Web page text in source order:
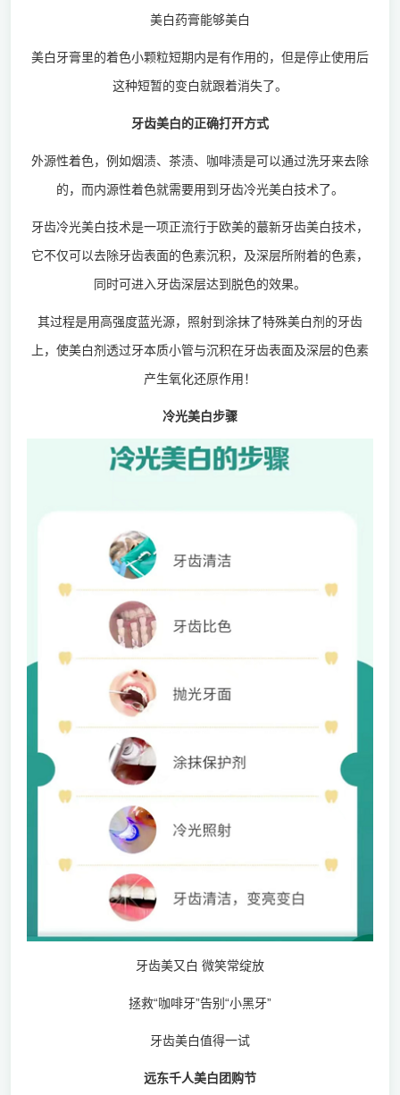
美白药膏能够美白
美白牙膏里的着色小颗粒短期内是有作用的，但是停止使用后
这种短暂的变白就跟着消失了。
牙齿美白的正确打开方式
外源性着色，例如烟渍、茶渍、咖啡渍是可以通过洗牙来去除
的，而内源性着色就需要用到牙齿冷光美白技术了。
牙齿冷光美白技术是一项正流行于欧美的蕞新牙齿美白技术，
它不仅可以去除牙齿表面的色素沉积，及深层所附着的色素，
同时可进入牙齿深层达到脱色的效果。
其过程是用高强度蓝光源，照射到涂抹了特殊美白剂的牙齿
上，使美白剂透过牙本质小管与沉积在牙齿表面及深层的色素
产生氧化还原作用！
冷光美白步骤
牙齿美又白 微笑常绽放
拯救“咖啡牙”告别“小黑牙”
牙齿美白值得一试
远东千人美白团购节